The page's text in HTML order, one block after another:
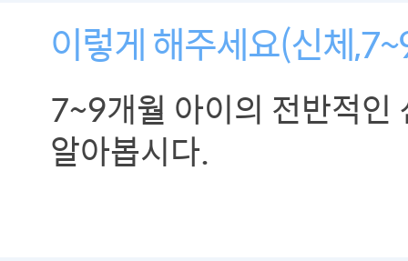
이렇게 해주세요(신체
7~9개월 아이의 전반적인
알아봅시다.